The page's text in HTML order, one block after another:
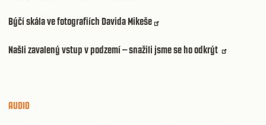
Býčí skála ve fotografiích Davida Mikeše
Našli zavalený vstup v podzemí – snažili jsme se ho odkrýt
AUDIO